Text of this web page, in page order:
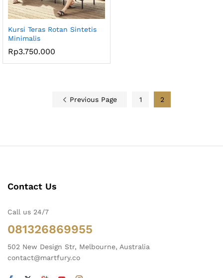
Kursi Teras Rotan Sintetis
Minimalis
Rp3.750.000
Previous Page 1 2
Contact Us
Call us 24/7
081326869955
502 New Design Str, Melbourne, Australia
contact@martfury.co